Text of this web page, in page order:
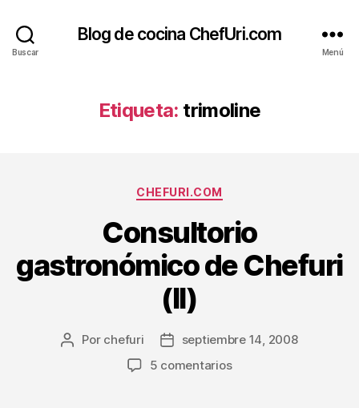
Buscar
Blog de cocina ChefUri.com
Menú
Etiqueta: trimoline
Categorías
CHEFURI.COM
Consultorio
gastronómico de Chefuri
(II)
Autor
Por chefuri
Fechaseptiembre 14, 2008
5 comentariosen